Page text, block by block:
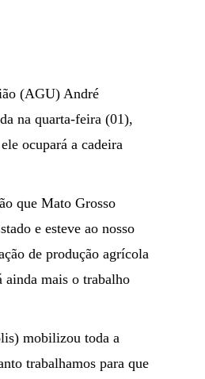
(AGU) André
na quarta-feira (01),
ocupará a cadeira
que Mato Grosso
e esteve ao nosso
de produção agrícola
ainda mais o trabalho
mobilizou toda a
trabalhamos para que